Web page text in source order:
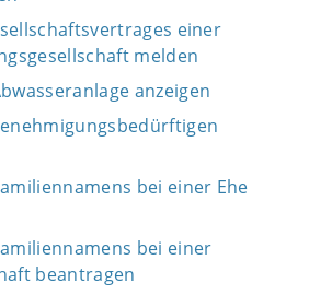
einer
melden
anzeigen
bei einer Ehe
bei einer
beantragen